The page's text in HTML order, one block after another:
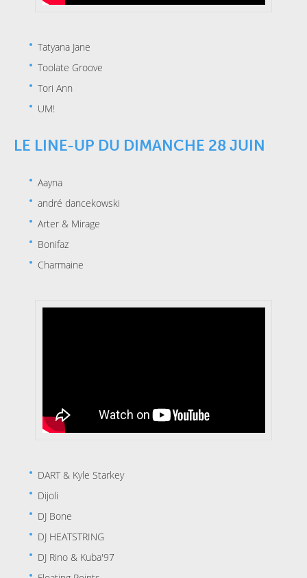
Tatyana Jane
Toolate Groove
Tori Ann
UM!
LE LINE-UP DU DIMANCHE 28 JUIN
Aayna
andré dancekowski
Arter & Mirage
Bonifaz
Charmaine
DART & Kyle Starkey
Dijoli
DJ Bone
DJ HEATSTRING
DJ Rino & Kuba'97